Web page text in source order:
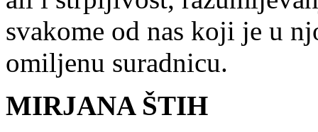
svakome od nas koji je u
omiljenu suradnicu.
MIRJANA ŠTIH